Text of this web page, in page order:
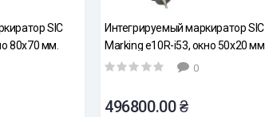
SIC
80х70 мм.
Интегрируемый маркиратор SIC
Marking e10R-i53, окно 50х20 мм.
0
496800.00 ₴